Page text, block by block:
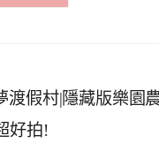
渡假村|隱藏版樂園
好拍!